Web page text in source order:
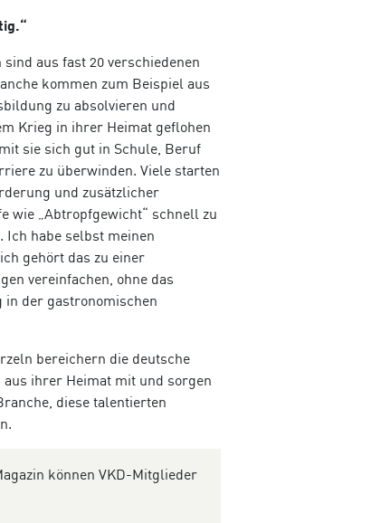
aus fast 20 verschiedenen
kommen zum Beispiel aus
zu absolvieren und
Krieg in ihrer Heimat geflohen
sie sich gut in Schule, Beruf
zu überwinden. Viele starten
und zusätzlicher
wie „Abtropfgewicht“ schnell zu
Ich habe selbst meinen
gehört das zu einer
vereinfachen, ohne das
der gastronomischen
bereichern die deutsche
ihrer Heimat mit und sorgen
diese talentierten
können VKD-Mitglieder